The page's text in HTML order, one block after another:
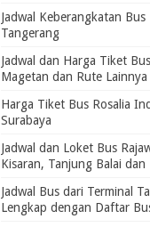
Jadwal Keberangkatan
Tangerang
Jadwal dan Harga Tiket
Magetan dan Rute Lainnya
Harga Tiket Bus Rosalia
Surabaya
Jadwal dan Loket Bus
Kisaran, Tanjung Balai dan
Jadwal Bus dari Terminal
Lengkap dengan Daftar